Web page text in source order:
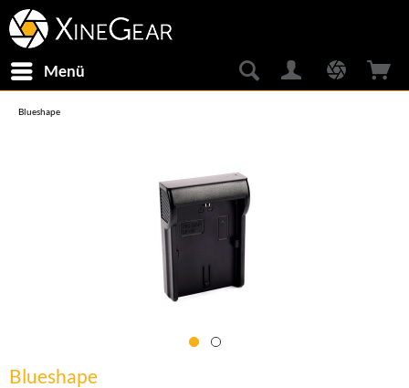
Menü
Blueshape
Blueshape